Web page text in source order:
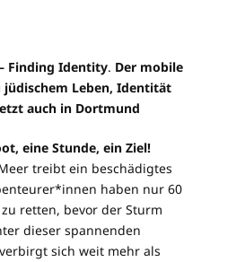
Finding Identity. Der mobile
jüdischem Leben, Identität
auch in Dortmund
eine Stunde, ein Ziel!
treibt ein beschädigtes
haben nur 60
retten, bevor der Sturm
dieser spannenden
sich weit mehr als